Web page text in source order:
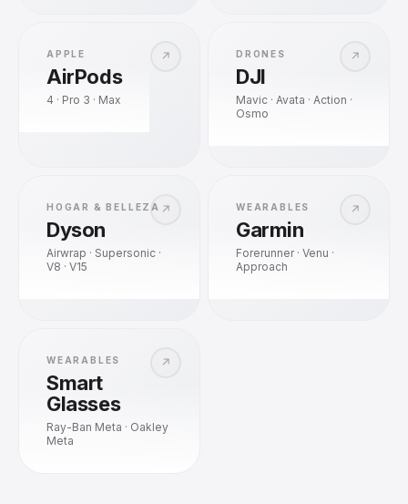
↗
APPLE
AirPods
4 · Pro 3 · Max
↗
DRONES
DJI
Mavic · Avata · Action ·
Osmo
↗
HOGAR & BELLEZA
Dyson
Airwrap · Supersonic ·
V8 · V15
↗
WEARABLES
Garmin
Forerunner · Venu ·
Approach
↗
WEARABLES
Smart
Glasses
Ray-Ban Meta · Oakley
Meta